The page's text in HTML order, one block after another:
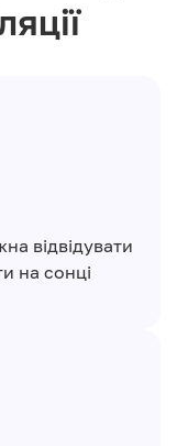
відвідувати
на сонці